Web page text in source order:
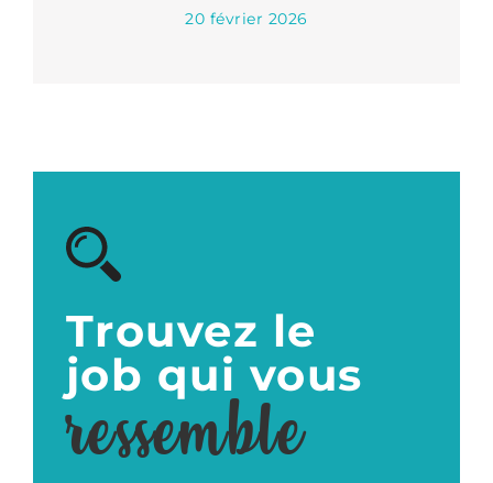
20 février 2026
Trouvez le
job qui vous
ressemble